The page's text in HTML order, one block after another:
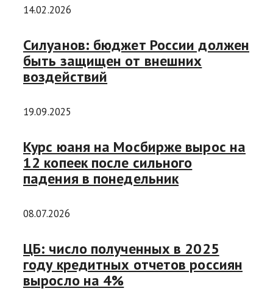
14.02.2026
Силуанов: бюджет России должен
быть защищен от внешних
воздействий
19.09.2025
Курс юаня на Мосбирже вырос на
12 копеек после сильного
падения в понедельник
08.07.2026
ЦБ: число полученных в 2025
году кредитных отчетов россиян
выросло на 4%